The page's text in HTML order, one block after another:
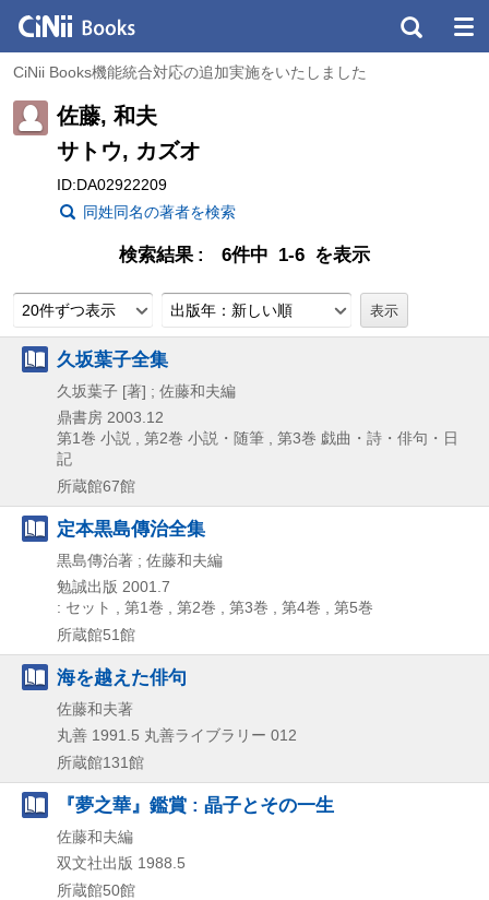
CiNii Books機能統合対応の追加実施をいたしました
佐藤, 和夫
サトウ, カズオ
ID:DA02922209
同姓同名の著者を検索
検索結果 6件中 1-6 を表示
20件ずつ表示 出版年：新しい順
久坂葉子全集
久坂葉子 [著] ; 佐藤和夫編
鼎書房 2003.12
第1巻 小説 , 第2巻 小説・随筆 , 第3巻 戯曲・詩・俳句・日
記
所蔵館67館
定本黒島傳治全集
黒島傳治著 ; 佐藤和夫編
勉誠出版 2001.7
: セット , 第1巻 , 第2巻 , 第3巻 , 第4巻 , 第5巻
所蔵館51館
海を越えた俳句
佐藤和夫著
丸善 1991.5 丸善ライブラリー 012
所蔵館131館
『夢之華』鑑賞 : 晶子とその一生
佐藤和夫編
双文社出版 1988.5
所蔵館50館